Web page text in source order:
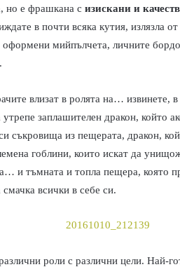
но е фрашкана с изискани и
в почти всяка кутия, излязла
мийпълчета, личните
влизат в ролята на… извинете,
заплашителен дракон, който
съкровища из пещерата, дракон,
гоблини, които искат да
и тъмната и топла пещера, която
всички в себе си.
роли с различни цели. Най-